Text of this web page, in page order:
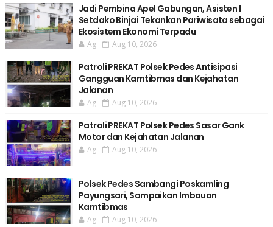
Jadi Pembina Apel Gabungan, Asisten I
Setdako Binjai Tekankan Pariwisata sebagai
Ekosistem Ekonomi Terpadu
Ag Aug 10, 2026
Patroli PREKAT Polsek Pedes Antisipasi
Gangguan Kamtibmas dan Kejahatan
Jalanan
Ag Aug 10, 2026
Patroli PREKAT Polsek Pedes Sasar Gank
Motor dan Kejahatan Jalanan
Ag Aug 10, 2026
Polsek Pedes Sambangi Poskamling
Payungsari, Sampaikan Imbauan
Kamtibmas
Ag Aug 10, 2026